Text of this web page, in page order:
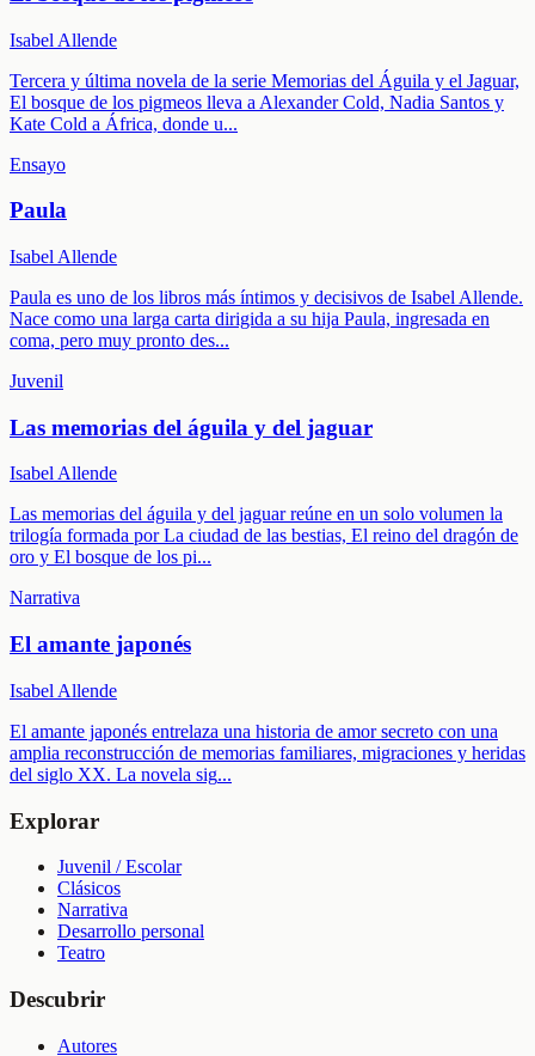
Isabel Allende
Tercera y última novela de la serie Memorias del Águila y el Jaguar,
El bosque de los pigmeos lleva a Alexander Cold, Nadia Santos y
Kate Cold a África, donde u...
Ensayo
Paula
Isabel Allende
Paula es uno de los libros más íntimos y decisivos de Isabel Allende.
Nace como una larga carta dirigida a su hija Paula, ingresada en
coma, pero muy pronto des...
Juvenil
Las memorias del águila y del jaguar
Isabel Allende
Las memorias del águila y del jaguar reúne en un solo volumen la
trilogía formada por La ciudad de las bestias, El reino del dragón de
oro y El bosque de los pi...
Narrativa
El amante japonés
Isabel Allende
El amante japonés entrelaza una historia de amor secreto con una
amplia reconstrucción de memorias familiares, migraciones y heridas
del siglo XX. La novela sig...
Explorar
Juvenil / Escolar
Clásicos
Narrativa
Desarrollo personal
Teatro
Descubrir
Autores